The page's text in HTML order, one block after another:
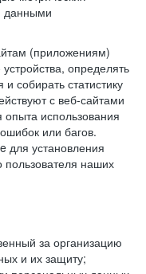
данными
(приложениям)
определять
собирать статистику
с веб-сайтами
использования
или багов.
установления
пользователя наших
за организацию
и их защиту;